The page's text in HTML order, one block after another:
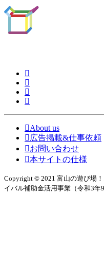
About us
広告掲載&仕事依頼
お問い合わせ
本サイトの仕様
Copyright © 2021 富山の遊び場
イバル補助金活用事業（令和3年9